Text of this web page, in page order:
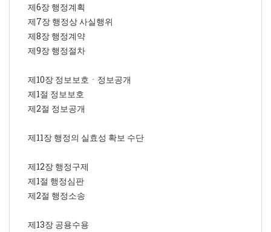
제6장 행정계획
제7장 행정상 사실행위
제8장 행정계약
제9장 행정절차
제10장 정보보호ㆍ정보공개
제1절 정보보호
제2절 정보공개
제11장 행정의 실효성 확보 수단
제12장 행정구제
제1절 행정심판
제2절 행정소송
제13장 공용수용